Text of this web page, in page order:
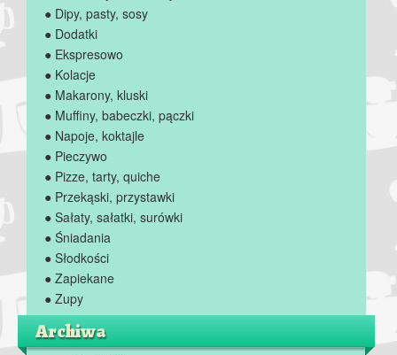
● Dipy, pasty, sosy
● Dodatki
● Ekspresowo
● Kolacje
● Makarony, kluski
● Muffiny, babeczki, pączki
● Napoje, koktajle
● Pieczywo
● Pizze, tarty, quiche
● Przekąski, przystawki
● Sałaty, sałatki, surówki
● Śniadania
● Słodkości
● Zapiekane
● Zupy
Archiwa